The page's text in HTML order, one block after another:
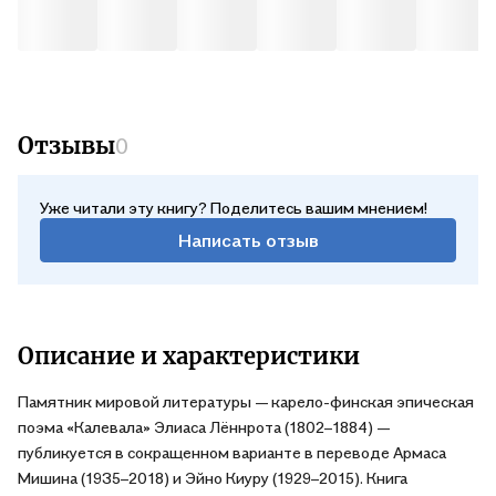
Отзывы0
Уже читали эту книгу? Поделитесь вашим мнением!
Написать отзыв
Описание и характеристики
Памятник мировой литературы — карело-финская эпическая
поэма «Калевала» Элиаса Лённрота (1802–1884) —
публикуется в сокращенном варианте в переводе Армаса
Мишина (1935–2018) и Эйно Киуру (1929–2015). Книга